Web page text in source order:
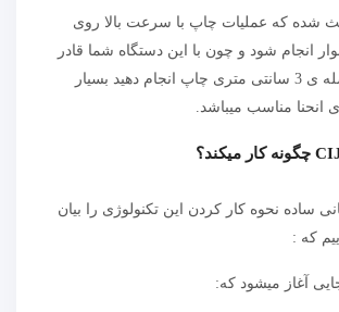
شده که عملیات چاپ با سرعت بالا روی
انجام شود و چون با این دستگاه شما قادر
خواهید بود تا فاصله ی 3 سانتی متری چاپ انجام دهید بسیار
انحنا مناسب میباشد.
ساده نحوه کار کردن این تکنولوژی را بیان
که :
آغاز میشود که: